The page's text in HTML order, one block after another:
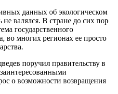
данных об экологическом
валялся. В стране до сих пор
государственного
во многих регионах ее просто
поручил правительству в
о возможности возвращения